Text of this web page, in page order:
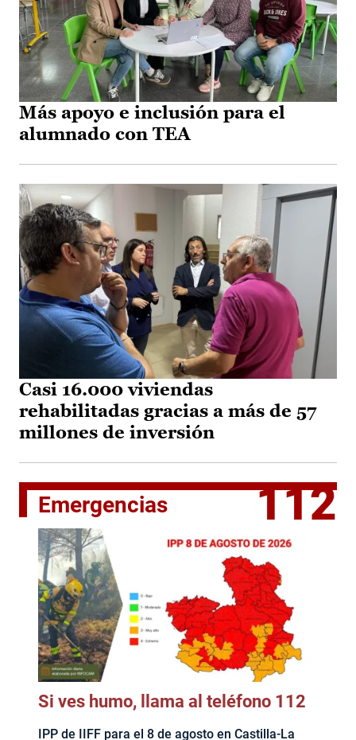
Más apoyo e inclusión para el
alumnado con TEA
Casi 16.000 viviendas
rehabilitadas gracias a más de 57
millones de inversión
Emergencias 112
Si ves humo, llama al teléfono 112
IPP de IIFF para el 8 de agosto en Castilla-La